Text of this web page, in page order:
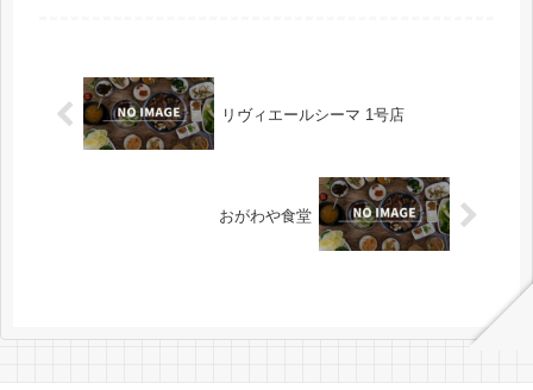
リヴィエールシーマ 1号店
おがわや食堂